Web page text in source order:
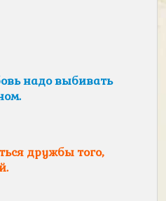
надо выбивать
дружбы того,